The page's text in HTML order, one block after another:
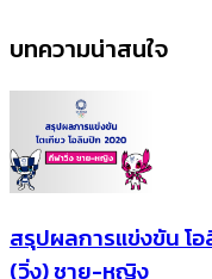
บทความน่าสนใจ
สรุปผลการแข่งขัน โ
(วิ่ง) ชาย-หญิง